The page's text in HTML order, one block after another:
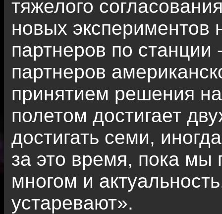
тяжелого
новых
партнеров по
партнеров
принятием решения
полетом достигает
достигать семи,
за это время, пока мы
многом и
устаревают».